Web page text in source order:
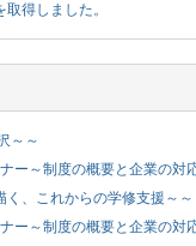
得しました。
～～
ー～制度の概要と企業の対
、これからの学修支援～～
ー～制度の概要と企業の対